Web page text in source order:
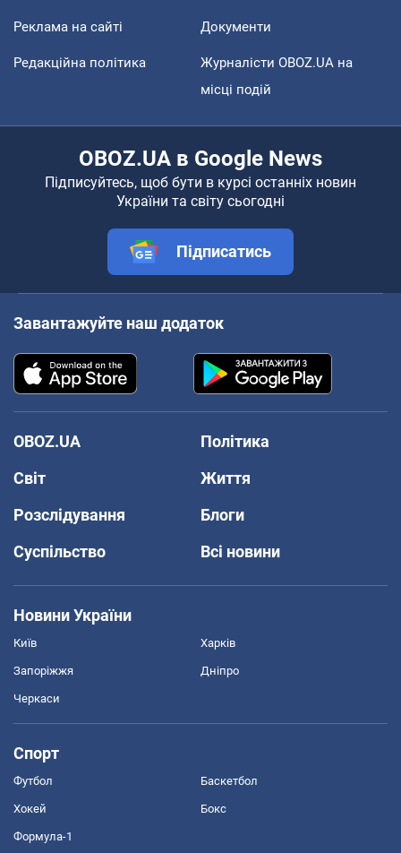
Реклама на сайті Документи
Редакційна політика
Журналісти OBOZ.UA на
місці подій
OBOZ.UA в Google News
Підписуйтесь, щоб бути в курсі останніх новин
України та світу сьогодні
Підписатись
Завантажуйте наш додаток
OBOZ.UA
Політика
Світ
Життя
Розслідування
Блоги
Суспільство
Всі новини
Новини України
Київ Харків
Запоріжжя Дніпро
Черкаси
Спорт
Футбол Баскетбол
Хокей Бокс
Формула-1